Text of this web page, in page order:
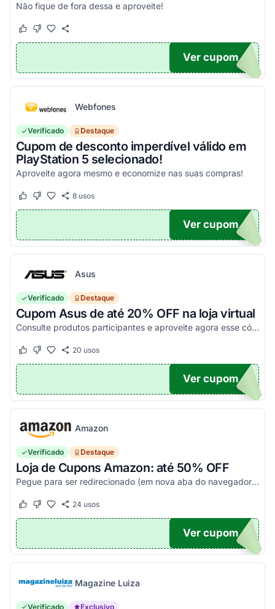
Não fique de fora dessa e aproveite!
Este cupom funcionou
Este cupom não funcionou
O100
Ver cupom
Webfones
Verificado Destaque
Cupom de desconto imperdível válido em
PlayStation 5 selecionado!
Aproveite agora mesmo e economize nas suas compras!
Este cupom funcionou
Este cupom não funcionou
8usos
O100
Ver cupom
Asus
Verificado Destaque
Cupom Asus de até 20% OFF na loja virtual
Consulte produtos participantes e aproveite agora esse código promocional!
Este cupom funcionou
Este cupom não funcionou
20 usos
20
Ver cupom
Amazon
Verificado Destaque
Loja de Cupons Amazon: até 50% OFF
Pegue para ser redirecionado (em nova aba do navegador) e acesse todos os cupons disponíveis da Amazon Brasil. Aproveite para economizar nesse link. Corra e garanta já o seu descon...
Este cupom funcionou
Este cupom não funcionou
24 usos
TICO
Ver cupom
Magazine Luiza
Verificado Exclusivo